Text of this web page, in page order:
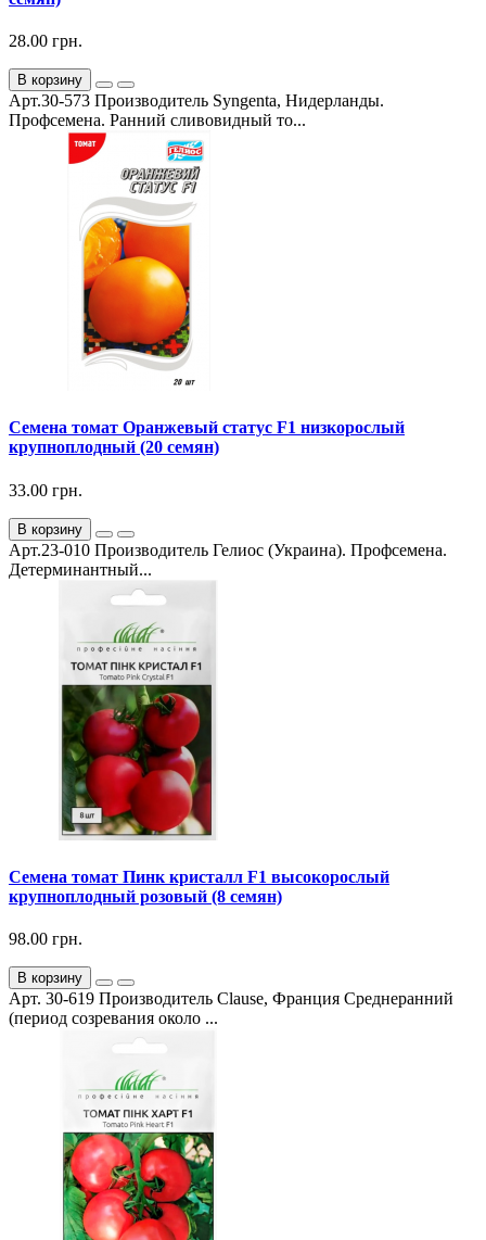
28.00 грн.
В корзину
Арт.30-573 Производитель Syngenta, Нидерланды.
Профсемена. Ранний сливовидный то...
Семена томат Оранжевый статус F1 низкорослый
крупноплодный (20 семян)
33.00 грн.
В корзину
Арт.23-010 Производитель Гелиос (Украина). Профсемена.
Детерминантный...
Семена томат Пинк кристалл F1 высокорослый
крупноплодный розовый (8 семян)
98.00 грн.
В корзину
Арт. 30-619 Производитель Clause, Франция Среднеранний
(период созревания около ...